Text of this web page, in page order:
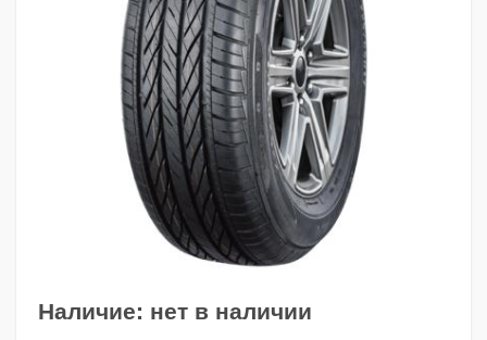
Наличие: нет в наличии